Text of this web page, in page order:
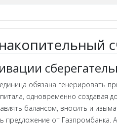
обязана генерировать
одновременно создавая
балансом, вносить и
от Газпромбанка.